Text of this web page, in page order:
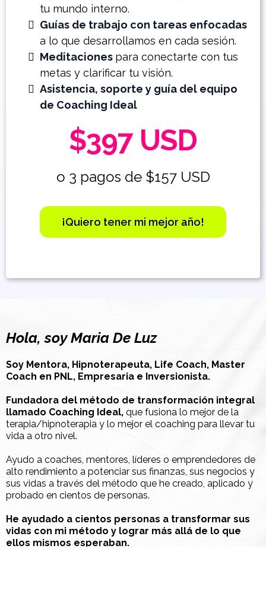
tu mundo interno.
Guías de trabajo con tareas enfocadas
a lo que desarrollamos en cada sesión.
Meditaciones para conectarte con tus
metas y clarificar tu visión.
Asistencia, soporte y guía del equipo
de Coaching Ideal
$397 USD
o 3 pagos de $157 USD
¡Quiero tener mi mejor año!
Hola, soy Maria De Luz
Soy Mentora, Hipnoterapeuta, Life Coach, Master
Coach en PNL, Empresaria e Inversionista.
Fundadora del método de transformación integral
llamado Coaching Ideal, que fusiona lo mejor de la
terapia/hipnoterapia y lo mejor el coaching para llevar tu
vida a otro nivel.
Ayudo a coaches, mentores, líderes o emprendedores de
alto rendimiento a potenciar sus finanzas, sus negocios y
sus vidas a través del método que he creado, aplicado y
probado en cientos de personas.
He ayudado a cientos personas a transformar sus
vidas con mi método y lograr más allá de lo que
ellos mismos esperaban.